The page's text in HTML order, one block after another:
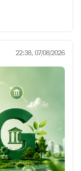
22:38, 07/08/2026